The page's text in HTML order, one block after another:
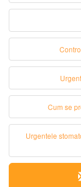
Cum se
Urgentele